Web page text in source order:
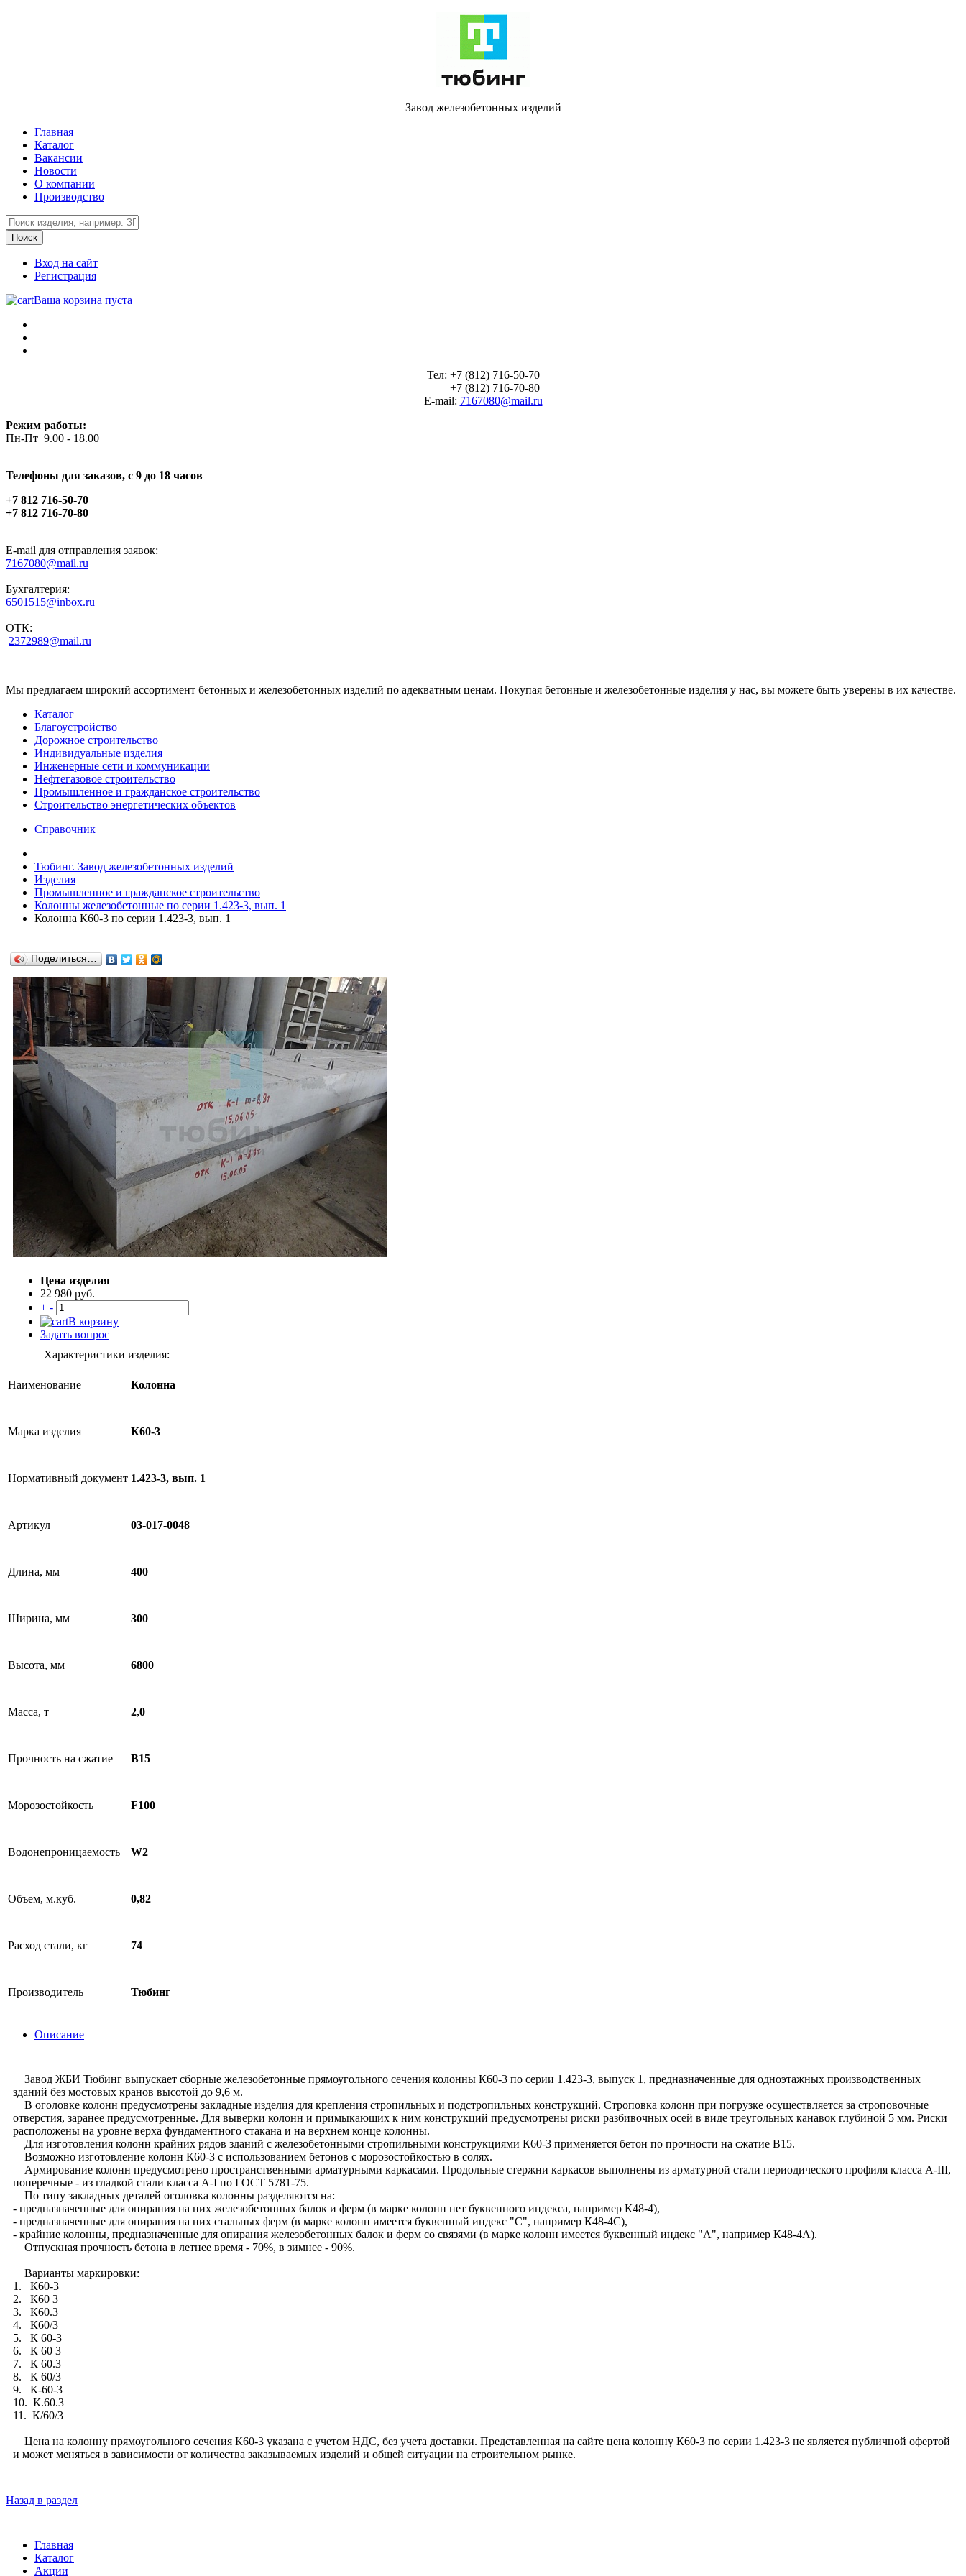
Завод железобетонных изделий
Главная
Каталог
Вакансии
Новости
О компании
Производство
Вход на сайт
Регистрация
Ваша корзина пуста
Тел: +7 (812) 716-50-70
+7 (812) 716-70-80
E-mail: 7167080@mail.ru
Режим работы:
Пн-Пт 9.00 - 18.00
Телефоны для заказов, c 9 до 18 часов
+7 812 716-50-70
+7 812 716-70-80
E-mail для отправления заявок:
7167080@mail.ru
Бухгалтерия:
6501515@inbox.ru
ОТК:
2372989@mail.ru
Мы предлагаем широкий ассортимент бетонных и железобетонных изделий по адекватным ценам. Покупая бетонные и железобетонные изделия у нас, вы можете быть уверены в их качестве.
Каталог
Благоустройство
Дорожное строительство
Индивидуальные изделия
Инженерные сети и коммуникации
Нефтегазовое строительство
Промышленное и гражданское строительство
Строительство энергетических объектов
Справочник
Тюбинг. Завод железобетонных изделий
Изделия
Промышленное и гражданское строительство
Колонны железобетонные по серии 1.423-3, вып. 1
Колонна К60-3 по серии 1.423-3, вып. 1
Поделиться…
Цена изделия
22 980 руб.
+ -
В корзину
Задать вопрос
Характеристики изделия:
Наименование Колонна
Марка изделия К60-3
Нормативный документ 1.423-3, вып. 1
Артикул 03-017-0048
Длина, мм 400
Ширина, мм 300
Высота, мм 6800
Масса, т 2,0
Прочность на сжатие В15
Морозостойкость F100
Водонепроницаемость W2
Объем, м.куб. 0,82
Расход стали, кг 74
Производитель Тюбинг
Описание
Завод ЖБИ Тюбинг выпускает сборные железобетонные прямоугольного сечения колонны К60-3 по серии 1.423-3, выпуск 1, предназначенные для одноэтажных производственных
зданий без мостовых кранов высотой до 9,6 м.
В оголовке колонн предусмотрены закладные изделия для крепления стропильных и подстропильных конструкций. Строповка колонн при погрузке осуществляется за строповочные
отверстия, заранее предусмотренные. Для выверки колонн и примыкающих к ним конструкций предусмотрены риски разбивочных осей в виде треугольных канавок глубиной 5 мм. Риски
расположены на уровне верха фундаментного стакана и на верхнем конце колонны.
Для изготовления колонн крайних рядов зданий с железобетонными стропильными конструкциями К60-3 применяется бетон по прочности на сжатие В15.
Возможно изготовление колонн К60-3 с использованием бетонов с морозостойкостью в солях.
Армирование колонн предусмотрено пространственными арматурными каркасами. Продольные стержни каркасов выполнены из арматурной стали периодического профиля класса A-III,
поперечные - из гладкой стали класса A-I по ГОСТ 5781-75.
По типу закладных деталей оголовка колонны разделяются на:
- предназначенные для опирания на них железобетонных балок и ферм (в марке колонн нет буквенного индекса, например К48-4),
- предназначенные для опирания на них стальных ферм (в марке колонн имеется буквенный индекс "С", например К48-4С),
- крайние колонны, предназначенные для опирания железобетонных балок и ферм со связями (в марке колонн имеется буквенный индекс "А", например К48-4А).
Отпускная прочность бетона в летнее время - 70%, в зимнее - 90%.
Варианты маркировки:
1. К60-3
2. К60 3
3. К60.3
4. К60/3
5. К 60-3
6. К 60 3
7. К 60.3
8. К 60/3
9. К-60-3
10. К.60.3
11. К/60/3
Цена на колонну прямоугольного сечения К60-3 указана с учетом НДС, без учета доставки. Представленная на сайте цена колонну К60-3 по серии 1.423-3 не является публичной офертой
и может меняться в зависимости от количества заказываемых изделий и общей ситуации на строительном рынке.
Назад в раздел
Главная
Каталог
Акции